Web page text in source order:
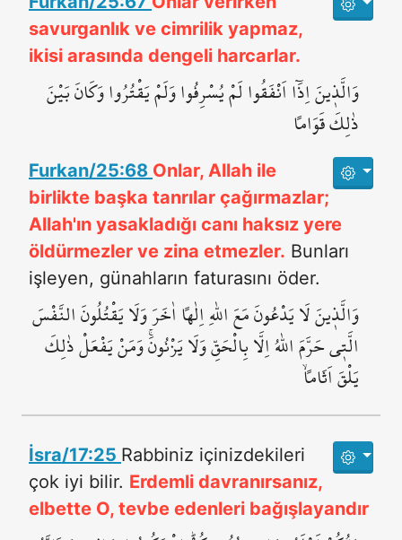
savurganlık ve cimrilik yapmaz,
ikisi arasında dengeli harcarlar.
وَالَّذ۪ينَ اِذَٓا اَنْفَقُوا لَمْ يُسْرِفُوا وَلَمْ يَقْتُرُوا وَكَانَ بَيْنَ
ذٰلِكَ قَوَاماً
Furkan/25:68 Onlar, Allah ile
birlikte başka tanrılar çağırmazlar;
Allah'ın yasakladığı canı haksız yere
öldürmezler ve zina etmezler. Bunları
işleyen, günahların faturasını öder.
وَالَّذ۪ينَ لَا يَدْعُونَ مَعَ اللّٰهِ اِلٰهاً اٰخَرَ وَلَا يَقْتُلُونَ النَّفْسَ
الَّت۪ي حَرَّمَ اللّٰهُ اِلَّا بِالْحَقِّ وَلَا يَزْنُونَۚ وَمَنْ يَفْعَلْ ذٰلِكَ
يَلْقَ اَثَاماًۙ
İsra/17:25 Rabbiniz içinizdekileri
çok iyi bilir. Erdemli davranırsanız,
elbette O, tevbe edenleri bağışlayandır